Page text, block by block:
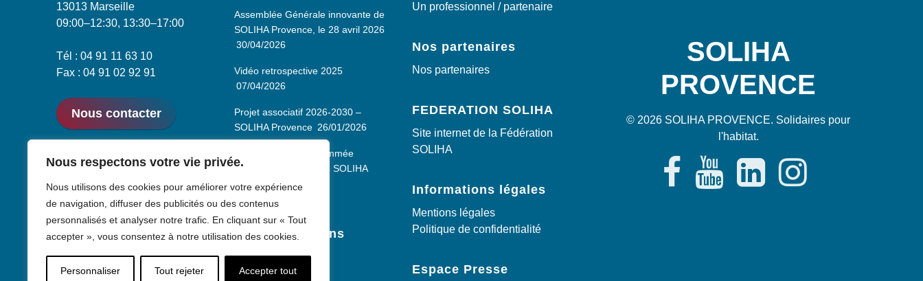
Nous respectons votre vie privée.
Nous utilisons des cookies pour améliorer votre expérience
de navigation, diffuser des publicités ou des contenus
personnalisés et analyser notre trafic. En cliquant sur « Tout
accepter », vous consentez à notre utilisation des cookies.
Personnaliser Tout rejeter Accepter tout
13013 Marseille
09:00–12:30, 13:30–17:00
Tél : 04 91 11 63 10
Fax : 04 91 02 92 91
Nous contacter
Assemblée Générale innovante de
SOLIHA Provence, le 28 avril 2026
30/04/2026
Vidéo retrospective 2025
07/04/2026
Projet associatif 2026-2030 –
SOLIHA Provence 26/01/2026
Sandrine Dujardin nommée
Directrice générale de SOLIHA
Provence 26/01/2026
Nos publications
Nos publications
Un professionnel / partenaire
Nos partenaires
Nos partenaires
FEDERATION SOLIHA
Site internet de la Fédération
SOLIHA
Informations légales
Mentions légales
Politique de confidentialité
Espace Presse
SOLIHA
PROVENCE
© 2026 SOLIHA PROVENCE. Solidaires pour
l'habitat.